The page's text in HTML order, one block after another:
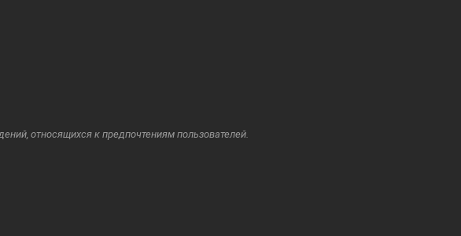
относящихся к предпочтениям пользователей.